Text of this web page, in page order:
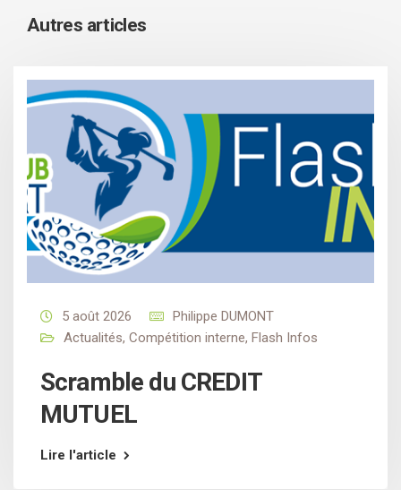
Autres articles
5 août 2026
Philippe DUMONT
Actualités, Compétition interne, Flash Infos
Scramble du CREDIT
MUTUEL
Lire l'article